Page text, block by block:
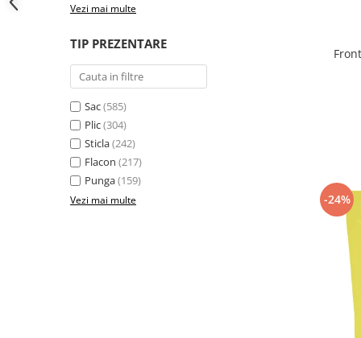
Vezi mai multe
TIP PREZENTARE
Sac(585)
Plic(304)
Sticla(242)
Flacon (217)
Punga(159)
Vezi mai multe -24%